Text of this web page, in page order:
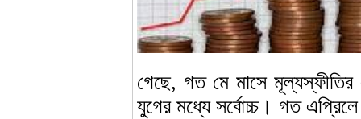
গেছে, গত মে মাসে
যুগের মধ্যে সর্বোচ্চ। গত